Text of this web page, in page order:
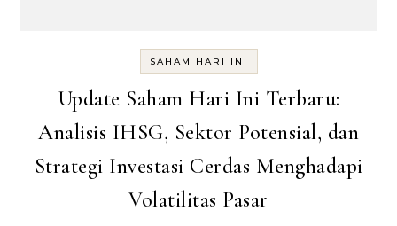
SAHAM HARI INI
Update Saham Hari Ini Terbaru:
Analisis IHSG, Sektor Potensial, dan
Strategi Investasi Cerdas Menghadapi
Volatilitas Pasar